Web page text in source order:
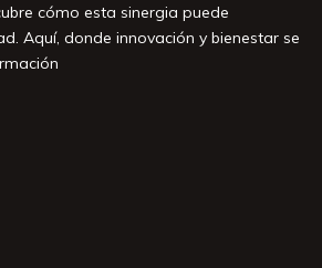
cómo esta sinergia puede
Aquí, donde innovación y bienestar se